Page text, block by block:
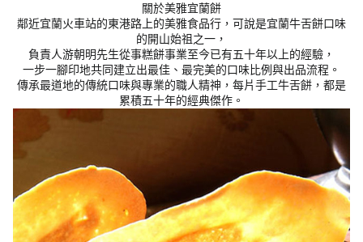
關於美雅宜蘭餅
鄰近宜蘭火車站的東港路上的美雅食品行，可說是宜蘭牛舌餅口味
的開山始祖之一，
負責人游朝明先生從事糕餅事業至今已有五十年以上的經驗，
一步一腳印地共同建立出最佳、最完美的口味比例與出品流程。
傳承最道地的傳統口味與專業的職人精神，每片手工牛舌餅，都是
累積五十年的經典傑作。